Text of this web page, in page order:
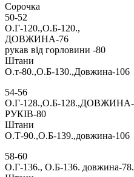
Сорочка
50-52
О.Г-120.,О.Б-120.,
ДОВЖИНА-76
рукав від горловини -80
Штани
О.т-80.,О.Б-130.,Довжина-106
54-56
О.Г-128.,О.Б-128.,ДОВЖИНА-
РУКІВ-80
Штани
О.Т-90.,О.Б-139.,довжина-106
58-60
О.Г-136., О.Б-136. довжина-